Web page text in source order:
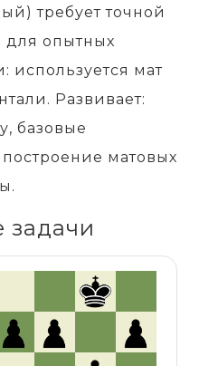
требует точной
для опытных
используется мат
Развивает:
базовые
матовых
задачи